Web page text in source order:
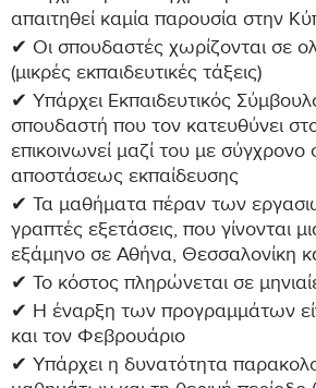
απαιτηθεί καμία παρουσία στην
✔ Οι σπουδαστές χωρίζονται σε
(μικρές εκπαιδευτικές τάξεις)
✔ Υπάρχει Εκπαιδευτικός
σπουδαστή που τον κατευθύνει
επικοινωνεί μαζί του με
αποστάσεως εκπαίδευσης
✔ Τα μαθήματα πέραν των
γραπτές εξετάσεις, που γίνονται
εξάμηνο σε Αθήνα, Θεσσαλονίκη
✔ Το κόστος πληρώνεται σε
✔ Η έναρξη των προγραμμάτων
και τον Φεβρουάριο
✔ Υπάρχει η δυνατότητα